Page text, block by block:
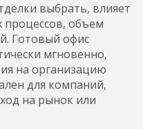
выбрать, влияет
процессов, объем
Готовый офис
мгновенно,
на организацию
для компаний,
на рынок или